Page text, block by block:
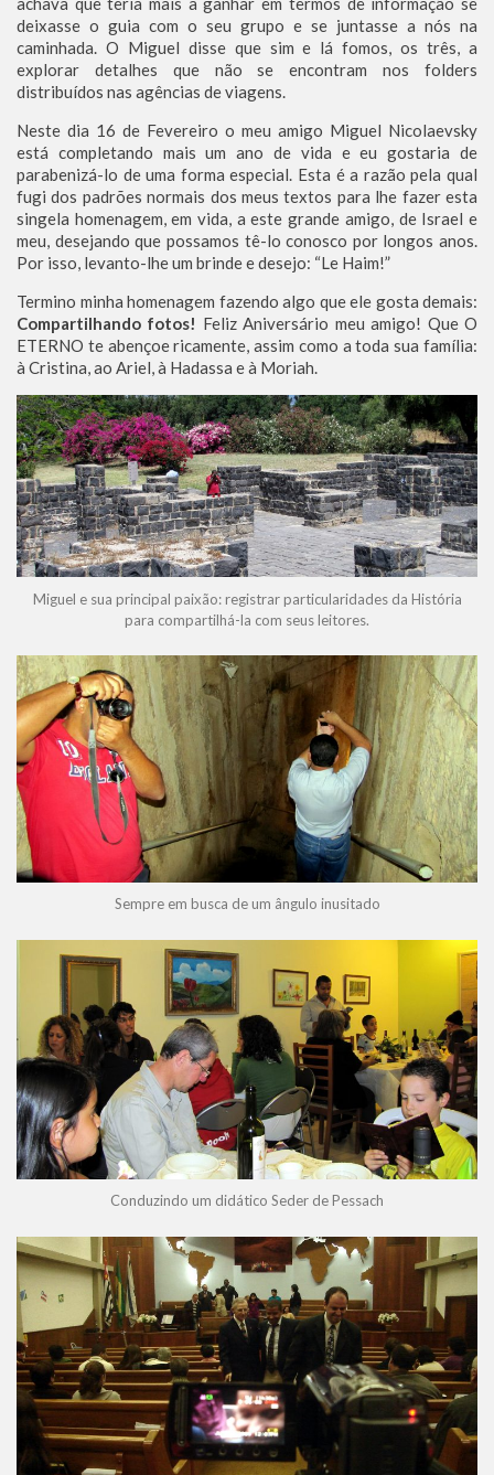
deixasse o guia com o seu grupo e se juntasse a nós na
caminhada. O Miguel disse que sim e lá fomos, os três, a
explorar detalhes que não se encontram nos folders
distribuídos nas agências de viagens.
Neste dia 16 de Fevereiro o meu amigo Miguel Nicolaevsky
está completando mais um ano de vida e eu gostaria de
parabenizá-lo de uma forma especial. Esta é a razão pela qual
fugi dos padrões normais dos meus textos para lhe fazer esta
singela homenagem, em vida, a este grande amigo, de Israel e
meu, desejando que possamos tê-lo conosco por longos anos.
Por isso, levanto-lhe um brinde e desejo: “Le Haim!”
Termino minha homenagem fazendo algo que ele gosta demais:
Compartilhando fotos! Feliz Aniversário meu amigo! Que O
ETERNO te abençoe ricamente, assim como a toda sua família:
à Cristina, ao Ariel, à Hadassa e à Moriah.
Miguel e sua principal paixão: registrar particularidades da História
para compartilhá-la com seus leitores.
Sempre em busca de um ângulo inusitado
Conduzindo um didático Seder de Pessach